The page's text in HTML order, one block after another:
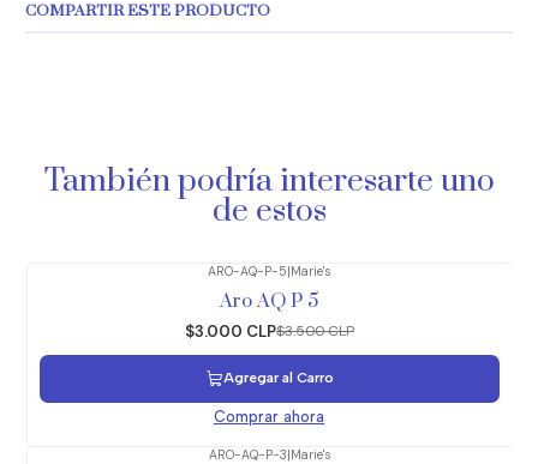
COMPARTIR ESTE PRODUCTO
También podría interesarte uno
de estos
ARO-AQ-P-5|Marie's
Aro AQ P 5
$3.000 CLP$3.500 CLP
Agregar al Carro
Comprar ahora
ARO-AQ-P-3|Marie's